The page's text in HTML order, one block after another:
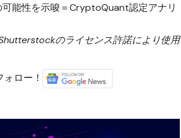
能性を示唆＝CryptoQuant認定アナリ
のライセンス許諾により使用
ロー！